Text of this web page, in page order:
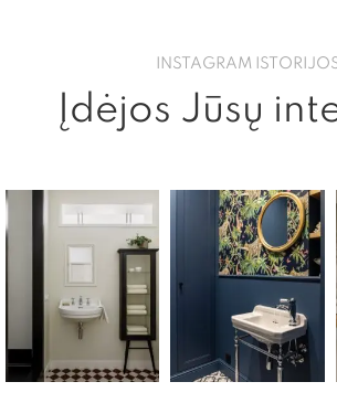
INSTAGRAM
Įdėjos Jūsų